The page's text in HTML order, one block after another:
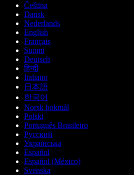
Čeština
Dansk
Nederlands
English
Français
Suomi
Deutsch
हिन्दी
Italiano
日本語
한국어
Norsk bokmål
Polski
Português Brasileiro
Русский
Українська
Español
Español (México)
Svenska